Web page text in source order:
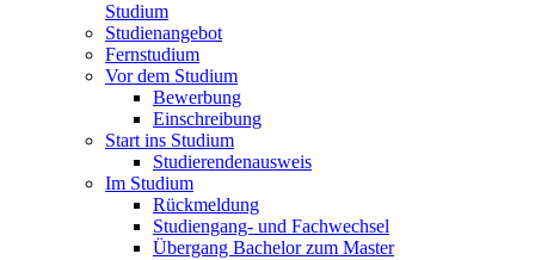
Studium
Studienangebot
Fernstudium
Vor dem Studium
Bewerbung
Einschreibung
Start ins Studium
Studierendenausweis
Im Studium
Rückmeldung
Studiengang- und Fachwechsel
Übergang Bachelor zum Master